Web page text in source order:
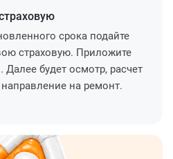
срока подайте
страховую. Приложите
Далее будет осмотр, расчет
на ремонт.